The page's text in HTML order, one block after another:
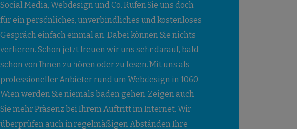
Social Media, Webdesign und Co. Rufen Sie uns doch
für ein persönliches, unverbindliches und kostenloses
Gespräch einfach einmal an. Dabei können Sie nichts
verlieren. Schon jetzt freuen wir uns sehr darauf, bald
schon von Ihnen zu hören oder zu lesen. Mit uns als
professioneller Anbieter rund um Webdesign in 1060
Wien werden Sie niemals baden gehen. Zeigen auch
Sie mehr Präsenz bei Ihrem Auftritt im Internet. Wir
überprüfen auch in regelmäßigen Abständen Ihre